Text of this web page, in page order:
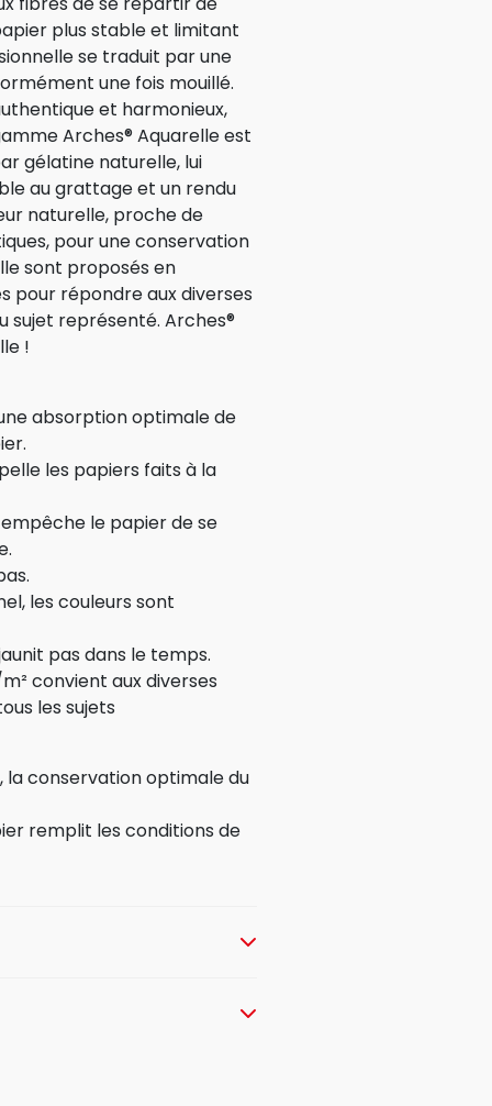
plus stable et limitant
se traduit par une
une fois mouillé.
et harmonieux,
Arches® Aquarelle est
gélatine naturelle, lui
au grattage et un rendu
naturelle, proche de
pour une conservation
sont proposés en
pour répondre aux diverses
sujet représenté. Arches®
!
absorption optimale de
les papiers faits à la
le papier de se
les couleurs sont
pas dans le temps.
convient aux diverses
les sujets
la conservation optimale du
remplit les conditions de